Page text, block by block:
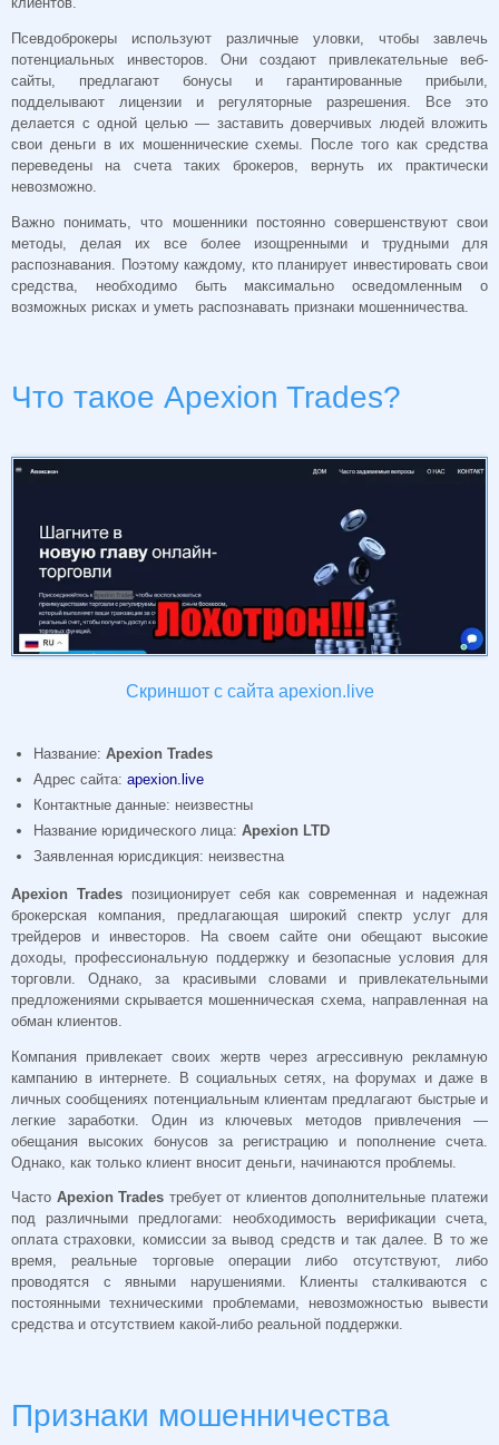
Псевдоброкеры используют различные уловки, чтобы завлечь
потенциальных инвесторов. Они создают привлекательные веб-
сайты, предлагают бонусы и гарантированные прибыли,
подделывают лицензии и регуляторные разрешения. Все это
делается с одной целью — заставить доверчивых людей вложить
свои деньги в их мошеннические схемы. После того как средства
переведены на счета таких брокеров, вернуть их практически
невозможно.
Важно понимать, что мошенники постоянно совершенствуют свои
методы, делая их все более изощренными и трудными для
распознавания. Поэтому каждому, кто планирует инвестировать свои
средства, необходимо быть максимально осведомленным о
возможных рисках и уметь распознавать признаки мошенничества.
Что такое Apexion Trades?
Скриншот с сайта apexion.live
Название: Apexion Trades
Адрес сайта:apexion.live
Контактные данные: неизвестны
Название юридического лица:Apexion LTD
Заявленная юрисдикция: неизвестна
Apexion Tradesпозиционирует себя как современная и надежная
брокерская компания, предлагающая широкий спектр услуг для
трейдеров и инвесторов. На своем сайте они обещают высокие
доходы, профессиональную поддержку и безопасные условия для
торговли. Однако, за красивыми словами и привлекательными
предложениями скрывается мошенническая схема, направленная на
обман клиентов.
Компания привлекает своих жертв через агрессивную рекламную
кампанию в интернете. В социальных сетях, на форумах и даже в
личных сообщениях потенциальным клиентам предлагают быстрые и
легкие заработки. Один из ключевых методов привлечения —
обещания высоких бонусов за регистрацию и пополнение счета.
Однако, как только клиент вносит деньги, начинаются проблемы.
Часто Apexion Trades требует от клиентов дополнительные платежи
под различными предлогами: необходимость верификации счета,
оплата страховки, комиссии за вывод средств и так далее. В то же
время, реальные торговые операции либо отсутствуют, либо
проводятся с явными нарушениями. Клиенты сталкиваются с
постоянными техническими проблемами, невозможностью вывести
средства и отсутствием какой-либо реальной поддержки.
Признаки мошенничества